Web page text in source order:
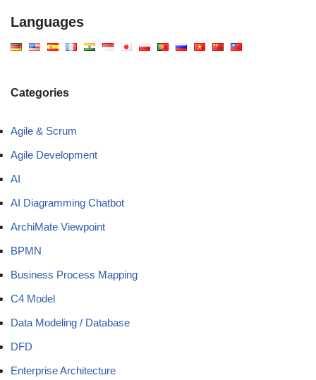
Languages
Categories
Agile & Scrum
Agile Development
AI
AI Diagramming Chatbot
ArchiMate Viewpoint
BPMN
Business Process Mapping
C4 Model
Data Modeling / Database
DFD
Enterprise Architecture